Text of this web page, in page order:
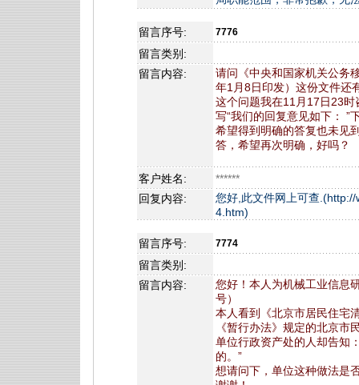
留言序号: 7776
留言类别:
留言内容:
请问《中央和国家机关公务
年1月8日印发）这份文件还
这个问题我在11月17日23
写“我们的回复意见如下： ”
希望得到明确的答复也未见
答，希望再次明确，好吗？
客户姓名:
******
回复内容:
您好,此文件网上可查
4.htm)
留言序号: 7774
留言类别:
留言内容:
您好！本人为机械工业信息
号）
本人看到《北京市居民住宅
《暂行办法》规定的北京市
单位行政资产处的人却告知
的。”
想请问下，单位这种做法是